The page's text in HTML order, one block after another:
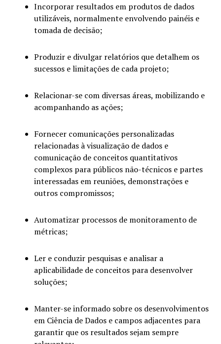
Incorporar resultados em produtos de dados
utilizáveis, normalmente envolvendo painéis e
tomada de decisão;
Produzir e divulgar relatórios que detalhem os
sucessos e limitações de cada projeto;
Relacionar-se com diversas áreas, mobilizando e
acompanhando as ações;
Fornecer comunicações personalizadas
relacionadas à visualização de dados e
comunicação de conceitos quantitativos
complexos para públicos não-técnicos e partes
interessadas em reuniões, demonstrações e
outros compromissos;
Automatizar processos de monitoramento de
métricas;
Ler e conduzir pesquisas e analisar a
aplicabilidade de conceitos para desenvolver
soluções;
Manter-se informado sobre os desenvolvimentos
em Ciência de Dados e campos adjacentes para
garantir que os resultados sejam sempre